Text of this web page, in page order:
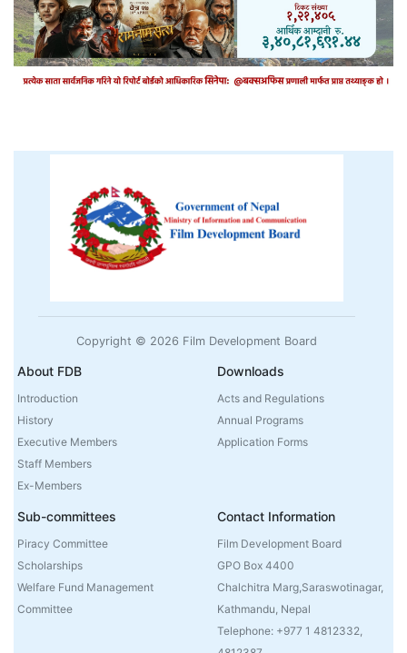
Copyright © 2026 Film Development Board
About FDB
Introduction
History
Executive Members
Staff Members
Ex-Members
Downloads
Acts and Regulations
Annual Programs
Application Forms
Sub-committees
Piracy Committee
Scholarships
Welfare Fund Management
Committee
Contact Information
Film Development Board
GPO Box 4400
Chalchitra Marg,Saraswotinagar,
Kathmandu, Nepal
Telephone: +977 1 4812332,